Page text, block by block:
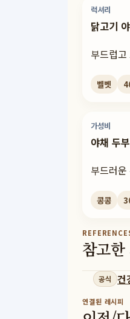
럭셔리
닭고기
부드럽
벨벳
가성비
야채 두
부드러
콩콩
참고
공식 건
연결된 레시피